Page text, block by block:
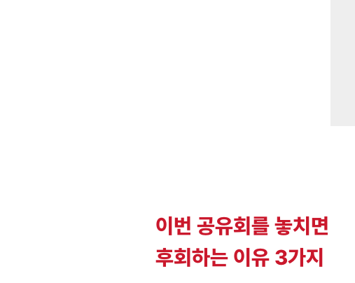
이번 공유회를 놓치면
후회하는 이유 3가지